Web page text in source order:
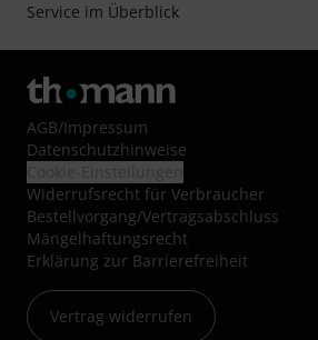
Service im Überblick
AGB/Impressum
Datenschutzhinweise
Widerrufsrecht für Verbraucher
Bestellvorgang/Vertragsabschluss
Mängelhaftungsrecht
Erklärung zur Barrierefreiheit
Vertrag widerrufen